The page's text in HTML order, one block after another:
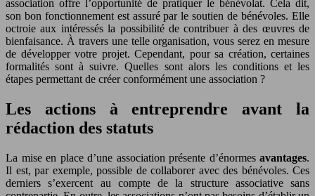
association offre l’opportunité de pratiquer le bénévolat. Cela dit,
son bon fonctionnement est assuré par le soutien de bénévoles. Elle
octroie aux intéressés la possibilité de contribuer à des œuvres de
bienfaisance. À travers une telle organisation, vous serez en mesure
de développer votre projet. Cependant, pour sa création, certaines
formalités sont à suivre. Quelles sont alors les conditions et les
étapes permettant de créer conformément une association ?
Les actions à entreprendre avant la
rédaction des statuts
La mise en place d’une association présente d’énormes avantages.
Il est, par exemple, possible de collaborer avec des bénévoles. Ces
derniers s’exercent au compte de la structure associative sans